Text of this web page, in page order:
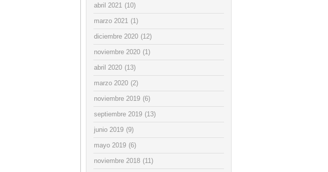
abril 2021 (10)
marzo 2021 (1)
diciembre 2020 (12)
noviembre 2020 (1)
abril 2020 (13)
marzo 2020 (2)
noviembre 2019 (6)
septiembre 2019 (13)
junio 2019 (9)
mayo 2019 (6)
noviembre 2018 (11)